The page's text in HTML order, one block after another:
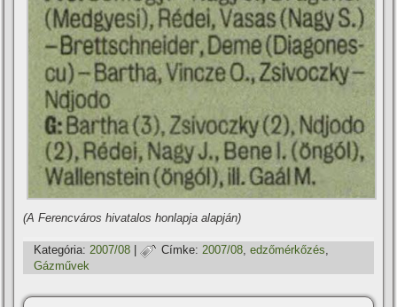
(A Ferencváros hivatalos honlapja alapján)
Kategória: 2007/08 | Címke: 2007/08,edzőmérkőzés,
Gázművek